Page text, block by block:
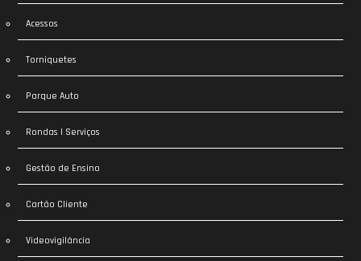
Acessos
Torniquetes
Parque Auto
Rondas | Serviços
Gestão de Ensino
Cartão Cliente
Videovigilância